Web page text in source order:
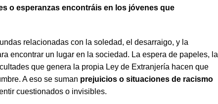
o esperanzas encontráis en los jóvenes que
relacionadas con la soledad, el desarraigo, y la
encontrar un lugar en la sociedad. La espera de papeles, la
que genera la propia Ley de Extranjería hacen que
A eso se suman prejuicios o situaciones de racismo
cuestionados o invisibles.